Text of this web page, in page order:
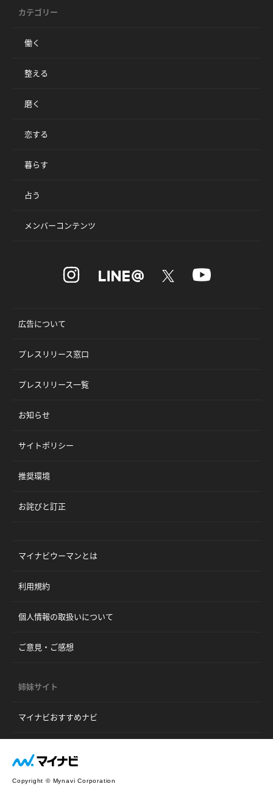
カテゴリー
働く
整える
磨く
恋する
暮らす
占う
メンバーコンテンツ
広告について
プレスリリース窓口
プレスリリース一覧
お知らせ
サイトポリシー
推奨環境
お詫びと訂正
マイナビウーマンとは
利用規約
個人情報の取扱いについて
ご意見・ご感想
姉妹サイト
マイナビおすすめナビ
Copyright © Mynavi Corporation